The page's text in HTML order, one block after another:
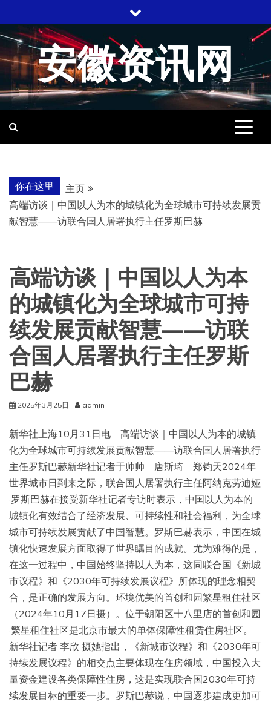
至
内
容
安徽资讯网
你在这里
主页
高端访谈｜中国以人为本的城镇化为全球城市可持续发展贡
献智慧——访联合国人居署执行主任罗斯巴赫
高端访谈｜中国以人为本
的城镇化为全球城市可持
续发展贡献智慧——访联
合国人居署执行主任罗斯
巴赫
2025年3月25日 admin
新华社上海10月31日电 高端访谈｜中国以人为本的城镇
化为全球城市可持续发展贡献智慧——访联合国人居署执行
主任罗斯巴赫新华社记者于帅帅 唐斯琦 郑钧天2024年
世界城市日到来之际，联合国人居署执行主任阿纳克劳迪娅
·罗斯巴赫在接受新华社记者专访时表示，中国以人为本的
城镇化有效结合了经济发展、可持续性和社会福利，为全球
城市可持续发展贡献了中国智慧。罗斯巴赫表示，中国在城
镇化快速发展方面取得了世界瞩目的成就。尤为难得的是，
在这一过程中，中国始终坚持以人为本，这同联合国《新城
市议程》和《2030年可持续发展议程》所体现的理念相契
合，是正确的发展方向。环境优美的首创和园繁星租住社区
（2024年10月17日摄）。位于朝阳区十八里店的首创和园
·繁星租住社区是北京市最大的单体保障性租赁住房社区。
新华社记者 李欣 摄她指出，《新城市议程》和《2030年可
持续发展议程》的相交点主要体现在住房领域，中国投入大
量资金建设各类保障性住房，这是实现联合国2030年可持
续发展目标的重要一步。罗斯巴赫说，中国逐步建成更加可